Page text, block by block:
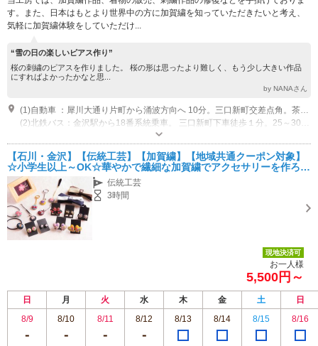
す。また、日本はもとより世界中の方に加賀繍を知っていただきたいと考え、
気軽に加賀繍体験をしていただけ...
“雪の日の楽しいピアス作り”
桜の刺繍のピアスを作りました。 桜の形は思ったより難しく、もう少し大きい作品
にすればよかったかなと思...
by NANAさん
【石川・金沢】【伝統工芸】【加賀繍】【地域共通クーポン対象】
☆小学生以上～OK☆華やかで繊細な加賀繍でアクセサリーを作ろ
う！イヤリング◇ピアスから選べる加賀繍体験♪＜3時間＞
伝統工芸
3時間
現地決済可
お一人様
5,500円～
日 月 火 水 木 金 土
日
8/9
8/10 8/11 8/12 8/13 8/14 8/15 8/16